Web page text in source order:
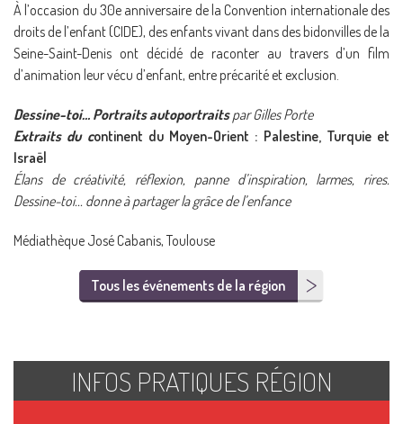
À l’occasion du 30e anniversaire de la Convention internationale des
droits de l’enfant (CIDE), des enfants vivant dans des bidonvilles de la
Seine-Saint-Denis ont décidé de raconter au travers d’un film
d’animation leur vécu d’enfant, entre précarité et exclusion.
Dessine-toi… Portraits autoportraitsparGilles Porte
Extraits du continent du Moyen-Orient : Palestine, Turquie et
Israël
Élans de créativité, réflexion, panne d’inspiration, larmes, rires.
Dessine-toi... donne à partager la grâce de l’enfance
Médiathèque José Cabanis, Toulouse
Tous les événements de la région
INFOS PRATIQUES RÉGION